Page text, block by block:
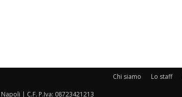
Chi siamo Lo staff
| C.F. P.Iva: 08723421213